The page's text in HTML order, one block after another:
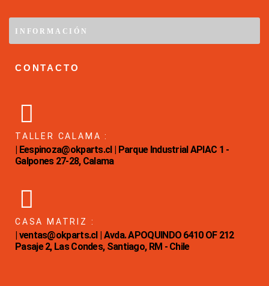
INFORMACIÓN
CONTACTO
TALLER CALAMA :
| Eespinoza@okparts.cl | Parque Industrial APIAC 1 -
Galpones 27-28, Calama
CASA MATRIZ :
| ventas@okparts.cl | Avda. APOQUINDO 6410 OF 212
Pasaje 2, Las Condes, Santiago, RM - Chile